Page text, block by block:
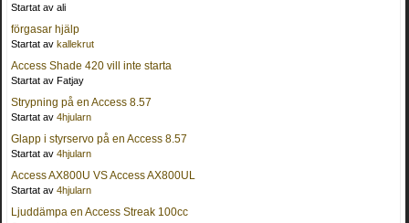
Startat av ali
förgasar hjälp
Startat av kallekrut
Access Shade 420 vill inte starta
Startat av Fatjay
Strypning på en Access 8.57
Startat av 4hjularn
Glapp i styrservo på en Access 8.57
Startat av 4hjularn
Access AX800U VS Access AX800UL
Startat av 4hjularn
Ljuddämpa en Access Streak 100cc